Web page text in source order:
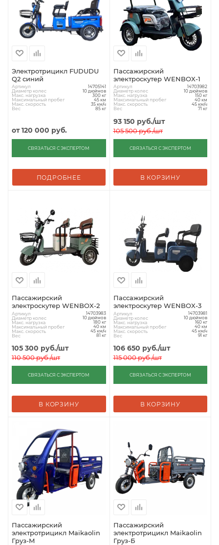
Электротрицикл FUDUDU
Q2 синий
Артикул 14705141
Диаметр колес 10 дюймов
Макс. нагрузка 300 кг
Максимальный пробег 45 км
Макс. скорость 35 км/ч
Вес 85 кг
от120 000 руб.
СВЯЗАТЬСЯ С ЭКСПЕРТОМ
ПОДРОБНЕЕ
Пассажирский
электроскутер WENBOX-1
Артикул 14703982
Диаметр колес 10 дюймов
Макс. нагрузка 150 кг
Максимальный пробег 40 км
Макс. скорость 45 км/ч
Вес 71 кг
93 150 руб./шт
105 500руб./шт
СВЯЗАТЬСЯ С ЭКСПЕРТОМ
В КОРЗИНУ
Пассажирский
электроскутер WENBOX-2
Артикул 14703983
Диаметр колес 10 дюймов
Макс. нагрузка 180 кг
Максимальный пробег 40 км
Макс. скорость 45 км/ч
Вес 81 кг
105 300 руб./шт
110 500руб./шт
СВЯЗАТЬСЯ С ЭКСПЕРТОМ
В КОРЗИНУ
Пассажирский
электроскутер WENBOX-3
Артикул 14703981
Диаметр колес 10 дюймов
Макс. нагрузка 160 кг
Максимальный пробег 40 км
Макс. скорость 45 км/ч
Вес 91 кг
106 650 руб./шт
115 000руб./шт
СВЯЗАТЬСЯ С ЭКСПЕРТОМ
В КОРЗИНУ
Пассажирский
электротрицикл Maikaolin
Груз-М
Пассажирский
электротрицикл Maikaolin
Груз-Б